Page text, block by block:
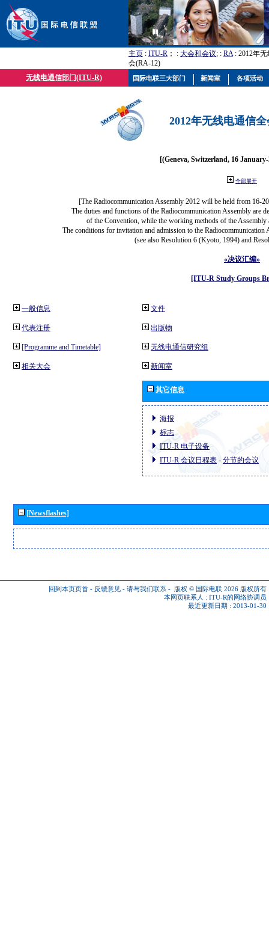
主页 : ITU-R ； : 大会和会议; : RA: 2012年
会(RA-12)
无线电通信部门(ITU-R)
2012年无线电通信
[(Geneva, Switzerland, 16
全部展开
[The Radiocommunication Assembly 2012 will be held from 16-
The duties and functions of the Radiocommunication Assembly are
of the Convention, while the working methods of the
The conditions for invitation and admission to the
(see also Resolution 6 (Kyoto, 1994) and
«决议汇编»
[ITU-R Study Groups
一般信息
代表注册
[Programme and Timetable]
相关大会
文件
出版物
无线电通信研究组
新闻室
其它信息
海报
标志
ITU-R 电子设备
ITU-R 会议日程表 - 分节的会议
[Newsflashes]
回到本页页首 - 反馈意见 - 请与我们联系 - 版权 © 国际电联 2026 版权所有
本网页联系人 : ITU-R的网络协调员
最近更新日期 : 2013-01-30
国际电联三大部门 新闻室 各项活动